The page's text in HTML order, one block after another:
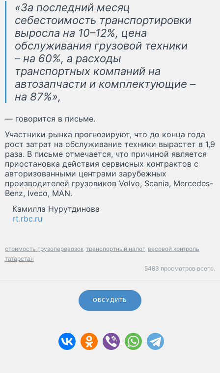
«За последний месяц
себестоимость транспортировки
выросла на 10–12%, цена
обслуживания грузовой техники
– на 60%, а расходы
транспортных компаний на
автозапчасти и комплектующие –
на 87%»,
— говорится в письме.
Участники рынка прогнозируют, что до конца года
рост затрат на обслуживание техники вырастет в 1,9
раза. В письме отмечается, что причиной является
приостановка действия сервисных контрактов с
авторизованными центрами зарубежных
производителей грузовиков Volvo, Scania, Mercedes-
Benz, Iveco, MAN.
Камилла Нурутдинова
rt.rbc.ru
стоимость грузоперевозок транспортный налог весовой контроль
татарстан
5483 просмотров всего.
ОБСУДИТЬ